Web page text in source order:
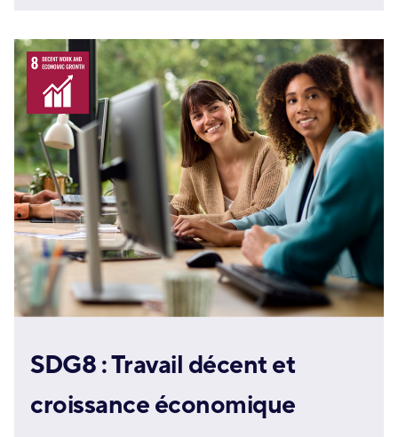
SDG8 : Travail décent et
croissance économique